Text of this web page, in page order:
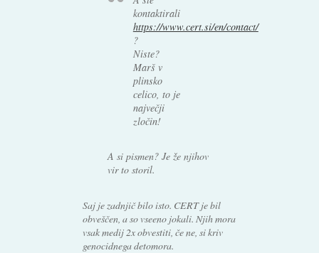
kontaktirali
https://www.cert.si/en/contact/
?
Niste?
Marš v
plinsko
celico, to je
največji
zločin!
A si pismen? Je že njihov
vir to storil.
Saj je zadnjič bilo isto. CERT je bil
obveščen, a so vseeno jokali. Njih mora
vsak medij 2x obvestiti, če ne, si kriv
genocidnega detomora.